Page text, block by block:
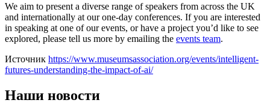
We aim to present a diverse range of speakers from across the UK
and internationally at our one-day conferences. If you are interested
in speaking at one of our events, or have a project you’d like to see
explored, please tell us more by emailing the events team.
Источник https://www.museumsassociation.org/events/intelligent-
futures-understanding-the-impact-of-ai/
Наши новости